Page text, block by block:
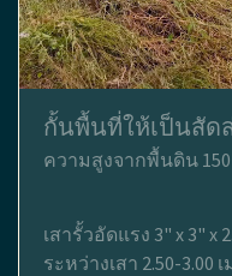
กั้นพื้นที่ให้เป็นสัด
ความสูงจากพื้นดิน
เสารั้วอัดแรง 3" x 3" x
ระหว่างเสา 2.50-